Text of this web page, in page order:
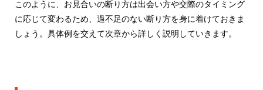
このように、お見合いの断り方は出会い方や交際のタイミング
に応じて変わるため、過不足のない断り方を身に着けておきま
しょう。具体例を交えて次章から詳しく説明していきます。